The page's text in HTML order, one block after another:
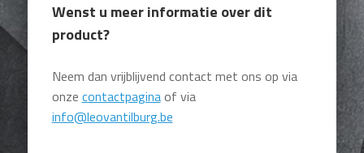
Wenst u meer informatie over dit
product?
Neem dan vrijblijvend contact met ons op via
onze contactpaginaof via
info@leovantilburg.be